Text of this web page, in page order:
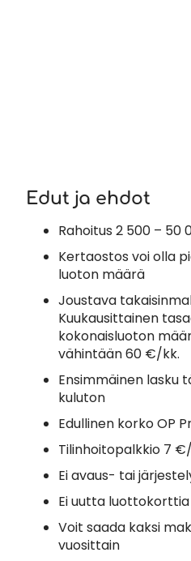
Edut ja ehdot
Rahoitus 2 500 – 50
Kertaostos voi olla
luoton määrä
Joustava
Kuukausittainen
kokonaisluoton
vähintään 60 €/kk.
Ensimmäinen lasku
kuluton
Edullinen korko OP
Tilinhoitopalkkio 7
Ei avaus- tai
Ei uutta luottokorttia
Voit saada kaksi
vuosittain